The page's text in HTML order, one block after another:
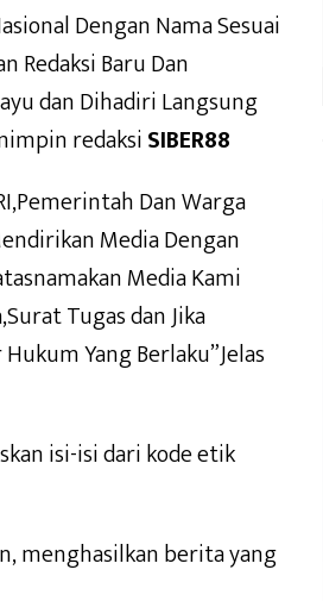
Dengan Nama Sesuai
Redaksi Baru Dan
dan Dihadiri Langsung
redaksiSIBER88
Dan Warga
Media Dengan
Media Kami
Tugas dan Jika
Yang Berlaku”Jelas
isi-isi dari kode etik
menghasilkan berita yang